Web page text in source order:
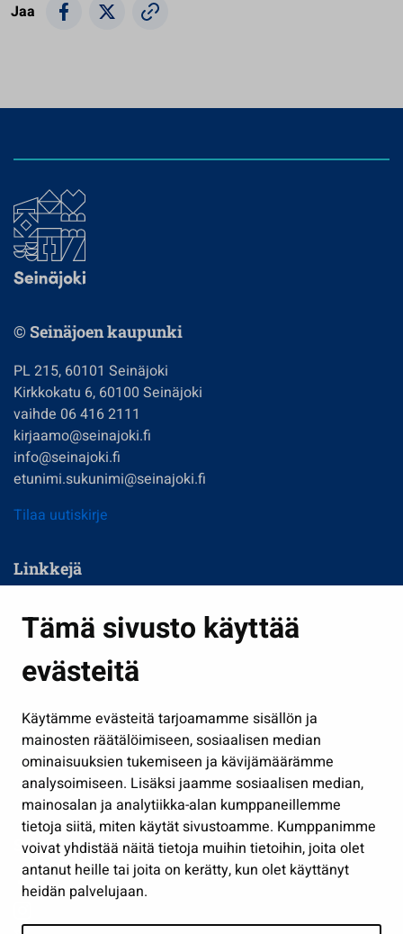
Tämä sivusto käyttää
evästeitä
Käytämme evästeitä tarjoamamme sisällön ja
mainosten räätälöimiseen, sosiaalisen median
ominaisuuksien tukemiseen ja kävijämäärämme
analysoimiseen. Lisäksi jaamme sosiaalisen median,
mainosalan ja analytiikka-alan kumppaneillemme
tietoja siitä, miten käytät sivustoamme. Kumppanimme
voivat yhdistää näitä tietoja muihin tietoihin, joita olet
antanut heille tai joita on kerätty, kun olet käyttänyt
heidän palvelujaan.
Jaa
© Seinäjoen kaupunki
PL 215, 60101 Seinäjoki
Kirkkokatu 6, 60100 Seinäjoki
vaihde 06 416 2111
kirjaamo@seinajoki.fi
info@seinajoki.fi
etunimi.sukunimi@seinajoki.fi
Tilaa uutiskirje
Linkkejä
Kasvatus ja opetus
Kulttuuri ja liikunta
Työ ja yrittäminen
Osallistu ja asioi
Näytä omat evästeasetukseni
Seuraa meitä